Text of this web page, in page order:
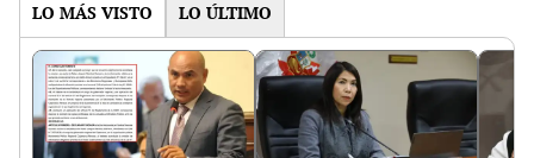
LO MÁS VISTO LO ÚLTIMO